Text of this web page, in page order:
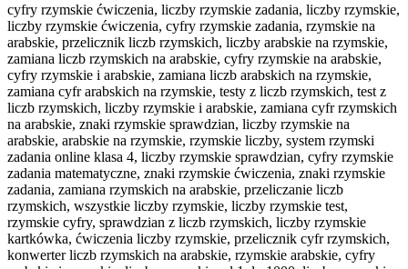
cyfry rzymskie ćwiczenia, liczby rzymskie zadania, liczby rzymskie,
liczby rzymskie ćwiczenia, cyfry rzymskie zadania, rzymskie na
arabskie, przelicznik liczb rzymskich, liczby arabskie na rzymskie,
zamiana liczb rzymskich na arabskie, cyfry rzymskie na arabskie,
cyfry rzymskie i arabskie, zamiana liczb arabskich na rzymskie,
zamiana cyfr arabskich na rzymskie, testy z liczb rzymskich, test z
liczb rzymskich, liczby rzymskie i arabskie, zamiana cyfr rzymskich
na arabskie, znaki rzymskie sprawdzian, liczby rzymskie na
arabskie, arabskie na rzymskie, rzymskie liczby, system rzymski
zadania online klasa 4, liczby rzymskie sprawdzian, cyfry rzymskie
zadania matematyczne, znaki rzymskie ćwiczenia, znaki rzymskie
zadania, zamiana rzymskich na arabskie, przeliczanie liczb
rzymskich, wszystkie liczby rzymskie, liczby rzymskie test,
rzymskie cyfry, sprawdzian z liczb rzymskich, liczby rzymskie
kartkówka, ćwiczenia liczby rzymskie, przelicznik cyfr rzymskich,
konwerter liczb rzymskich na arabskie, rzymskie arabskie, cyfry